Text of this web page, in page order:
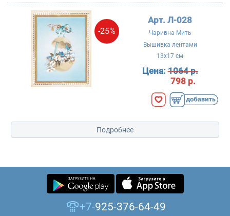
-25%
Арт. Л-028
Чаривна Мить
Вышивка лентами
13x17 см
Цена:1064 р.
798 р.
Подробнее
+7-925-376-64-49